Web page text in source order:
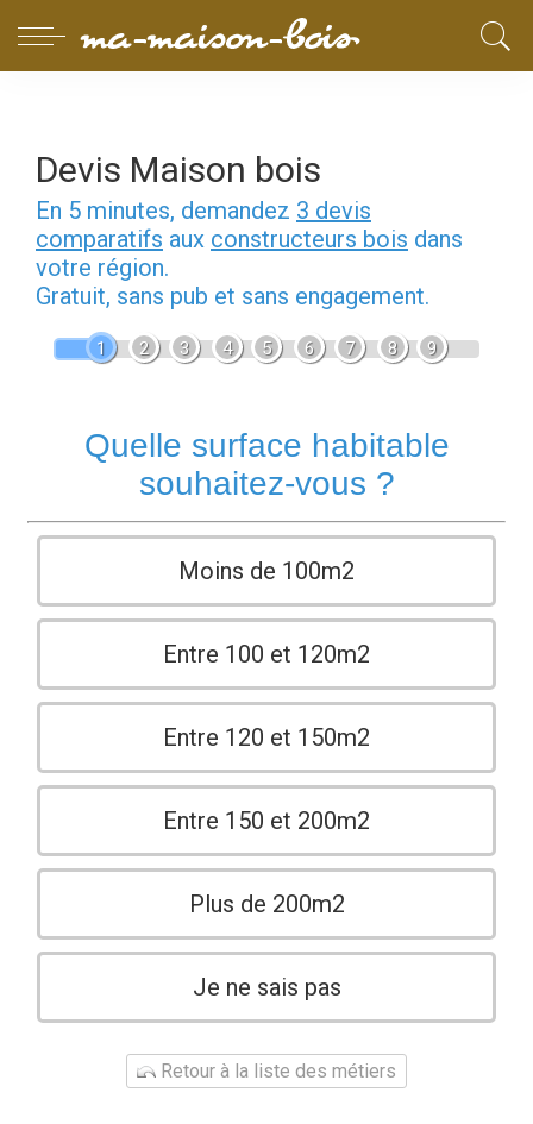
Devis Maison bois
En 5 minutes, demandez 3 devis
comparatifs aux constructeurs bois dans
votre région.
Gratuit, sans pub et sans engagement.
1 2 3 4 5 6 7 8 9
Quelle surface habitable
souhaitez-vous ?
Moins de 100m2
Entre 100 et 120m2
Entre 120 et 150m2
Entre 150 et 200m2
Plus de 200m2
Je ne sais pas
Retour à la liste des métiers